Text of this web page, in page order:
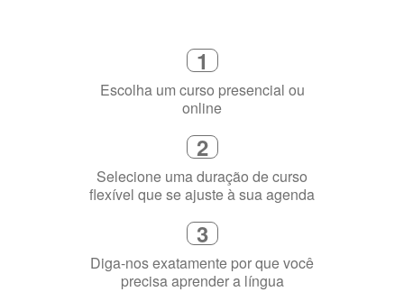
1
Escolha um curso presencial ou
online
2
Selecione uma duração de curso
flexível que se ajuste à sua agenda
3
Diga-nos exatamente por que você
precisa aprender a língua